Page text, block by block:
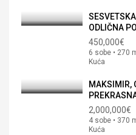
ODLIČNA
450,000€
6 sobe • 270
Kuća
MAKSIMIR,
2,000,000€
4 sobe • 370
Kuća